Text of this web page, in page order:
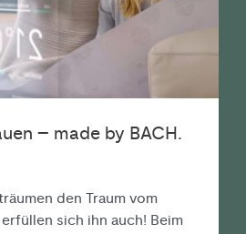
– made by BACH.
den Traum vom
sich ihn auch! Beim